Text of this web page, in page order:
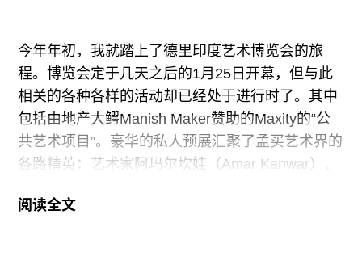
一开始，我只是很单纯地需要找一个类似于乌托邦
的地方，这个乌托邦的地方能够让我完成我的另一
个项目《物种起源》。结果当我真正做了很多资料
收集和整理后，发现这个地方不可能是一个乌托邦
之地，而是一个逐利和漩涡的中心。
故事。但是他并没有真正去过那个地方，
今年年初，我就踏上了德里印度艺术博览会的旅
程。博览会定于几天之后的1月25日开幕，但与此
相关的各种各样的活动却已经处于进行时了。其中
包括由地产大鳄Manish Maker赞助的Maxity的“公
共艺术项目”。豪华的私人预展汇聚了孟买艺术界的
各路精英：艺术家阿玛尔坎娃（Amar Kanwar）、
Dr.Bhau Daji Lad孟买城市博物馆的名誉馆长
阅读全文